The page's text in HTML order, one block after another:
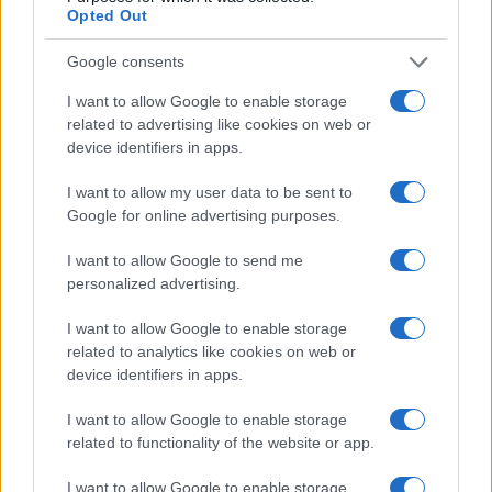
Opted Out
Google consents
I want to allow Google to enable storage
related to advertising like cookies on web or
device identifiers in apps.
I want to allow my user data to be sent to
Google for online advertising purposes.
I want to allow Google to send me
personalized advertising.
I want to allow Google to enable storage
related to analytics like cookies on web or
device identifiers in apps.
I want to allow Google to enable storage
related to functionality of the website or app.
I want to allow Google to enable storage
Martina Agostina Diturco
I nostri cari
I nostri cari
I nostri cari
Giovannimaria Cabras